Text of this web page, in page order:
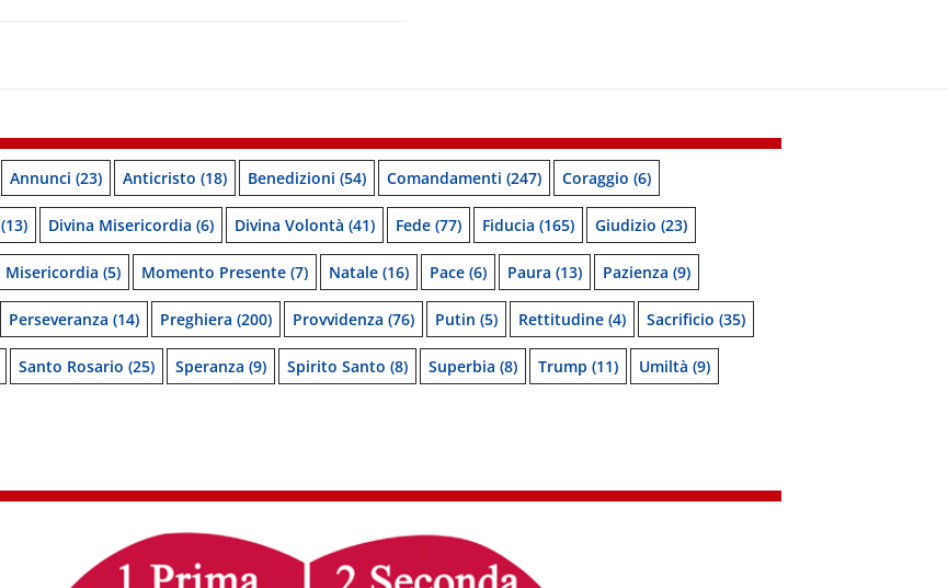
Annunci (23) Anticristo (18) Benedizioni (54) Comandamenti (247) Coraggio (6)
(13) Divina Misericordia (6) Divina Volontà (41) Fede (77) Fiducia (165) Giudizio (23)
Misericordia (5) Momento Presente (7) Natale (16) Pace (6) Paura (13) Pazienza (9)
Perseveranza (14) Preghiera (200) Provvidenza (76) Putin (5) Rettitudine (4) Sacrificio (35)
Santo Rosario (25) Speranza (9) Spirito Santo (8) Superbia (8) Trump (11) Umiltà (9)